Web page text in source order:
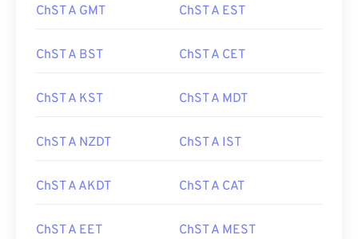
ChST A GMT ChST A EST
ChST A BST ChST A CET
ChST A KST ChST A MDT
ChST A NZDT ChST A IST
ChST A AKDT ChST A CAT
ChST A EET ChST A MEST